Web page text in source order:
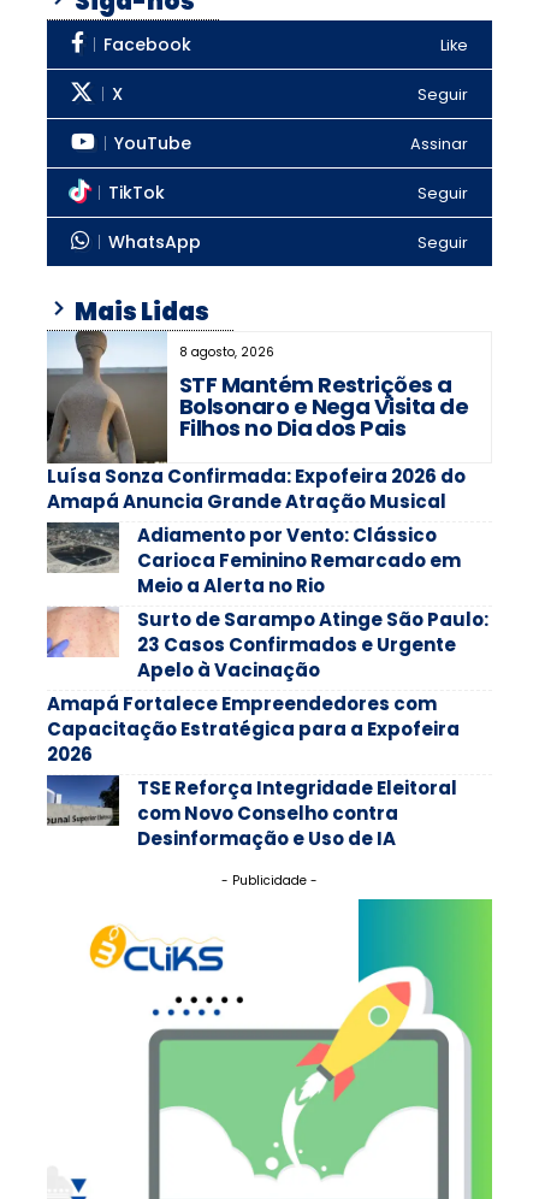
Facebook Like
X Seguir
YouTube Assinar
TikTok Seguir
WhatsApp Seguir
Mais Lidas
8 agosto, 2026
STF Mantém Restrições a
Bolsonaro e Nega Visita de
Filhos no Dia dos Pais
Luísa Sonza Confirmada: Expofeira 2026 do
Amapá Anuncia Grande Atração Musical
Adiamento por Vento: Clássico
Carioca Feminino Remarcado em
Meio a Alerta no Rio
Surto de Sarampo Atinge São Paulo:
23 Casos Confirmados e Urgente
Apelo à Vacinação
Amapá Fortalece Empreendedores com
Capacitação Estratégica para a Expofeira
2026
TSE Reforça Integridade Eleitoral
com Novo Conselho contra
Desinformação e Uso de IA
- Publicidade -